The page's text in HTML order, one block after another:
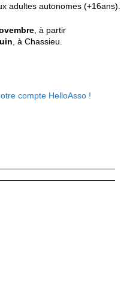
adultes autonomes (+16ans).
, à partir
, à Chassieu.
compte HelloAsso !